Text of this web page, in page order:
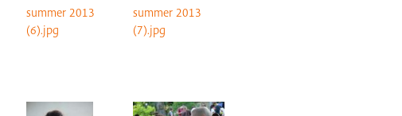
summer 2013
(6).jpg
summer 2013
(7).jpg